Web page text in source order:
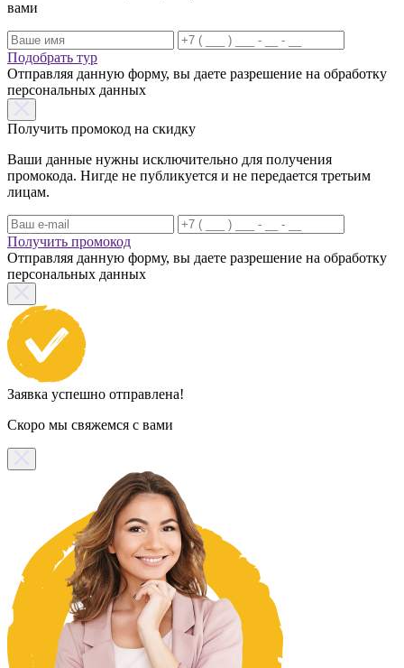
вами
Подобрать тур
Отправляя данную форму, вы даете разрешение на обработку
персональных данных
Получить промокод на скидку
Ваши данные нужны исключительно для получения
промокода. Нигде не публикуется и не передается третьим
лицам.
Получить промокод
Отправляя данную форму, вы даете разрешение на обработку
персональных данных
Заявка успешно отправлена!
Скоро мы свяжемся с вами